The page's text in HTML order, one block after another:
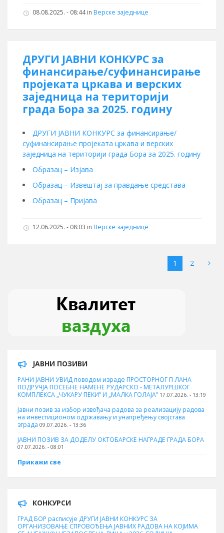
08.08.2025. - 08:44 in Верске заједнице
ДРУГИ ЈАВНИ КОНКУРС за
финансирање/суфинансирање
пројеката цркава и верских
заједница на територији
града Бора за 2025. годину
ДРУГИ ЈАВНИ КОНКУРС за финансирање/
суфинансирање пројеката цркава и верских
заједница на територији града Бора за 2025. годину
Образац – Изјава
Образац – Извештај за правдање средстава
Образац – Пријава
12.06.2025. - 08:03 in Верске заједнице
1 2
ЈАВНИ ПОЗИВИ
РАНИ ЈАВНИ УВИД поводом израде ПРОСТОРНОГ П ЛАНА
ПОДРУЧЈА ПОСЕБНЕ НАМЕНЕ РУДАРСКО - МЕТАЛУРШКОГ
КОМПЛЕКСА „ЧУКАРУ ПЕКИ” И „МАЛКА ГОЛАЈА” 17.07.2026. - 13:19
Јавни позив за избор извођача радова за реализацију радова
на инвестиционом одржавању и унапређењу својстава
зграда 09.07.2026. - 13:36
ЈАВНИ ПОЗИВ ЗА ДОДЕЛУ ОКТOБАРСКЕ НАГРАДЕ ГРАДА БОРА
07.07.2026. - 08:01
Прикажи све
КОНКУРСИ
ГРАД БОР расписује ДРУГИ ЈАВНИ КОНКУРС ЗА
ОРГАНИЗОВАЊЕ СПРОВОЂЕЊА ЈАВНИХ РАДОВА НА КОЈИМА